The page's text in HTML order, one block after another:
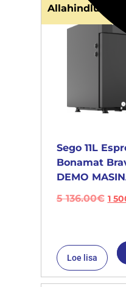
Allahindlus!
Sego 11L
Bonamat
DEMO
5 136.00€ 1
Loe lisa